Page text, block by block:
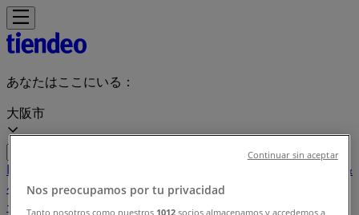
あなたはここにいる：
大阪市
Featured
ホームセンター&
ペットドラッグストア家電レストラン
テイメント
スポーツ おもちゃ&子供向け商品
車&モーターバ
Nos preocupamos por tu privacidad
Tanto nosotros como nuestros 1012 socios almacenamos y accedemos a
Continuar sin aceptar